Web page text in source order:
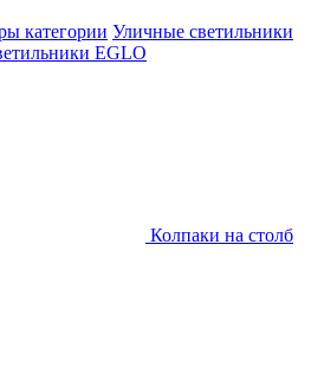
категории Уличные светильники
EGLO
Колпаки на столб